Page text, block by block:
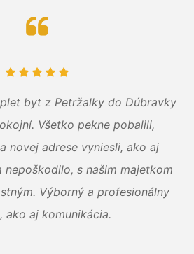
byt z Petržalky do Dúbravky
Všetko pekne pobalili,
novej adrese vyniesli, ako aj
nepoškodilo, s našim majetkom
Výborný a profesionálny
ako aj komunikácia.